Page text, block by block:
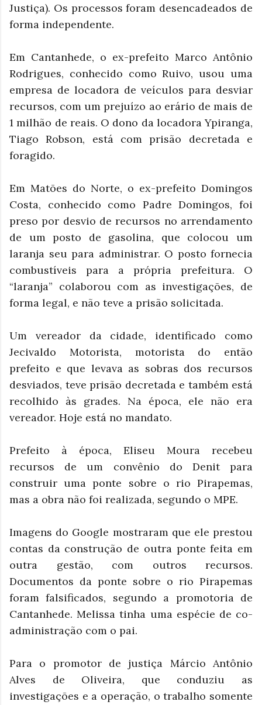
Justiça). Os processos foram desencadeados de
forma independente.
Em Cantanhede, o ex-prefeito Marco Antônio
Rodrigues, conhecido como Ruivo, usou uma
empresa de locadora de veículos para desviar
recursos, com um prejuízo ao erário de mais de
1 milhão de reais. O dono da locadora Ypiranga,
Tiago Robson, está com prisão decretada e
foragido.
Em Matões do Norte, o ex-prefeito Domingos
Costa, conhecido como Padre Domingos, foi
preso por desvio de recursos no arrendamento
de um posto de gasolina, que colocou um
laranja seu para administrar. O posto fornecia
combustíveis para a própria prefeitura. O
“laranja” colaborou com as investigações, de
forma legal, e não teve a prisão solicitada.
Um vereador da cidade, identificado como
Jecivaldo Motorista, motorista do então
prefeito e que levava as sobras dos recursos
desviados, teve prisão decretada e também está
recolhido às grades. Na época, ele não era
vereador. Hoje está no mandato.
Prefeito à época, Eliseu Moura recebeu
recursos de um convênio do Denit para
construir uma ponte sobre o rio Pirapemas,
mas a obra não foi realizada, segundo o MPE.
Imagens do Google mostraram que ele prestou
contas da construção de outra ponte feita em
outra gestão, com outros recursos.
Documentos da ponte sobre o rio Pirapemas
foram falsificados, segundo a promotoria de
Cantanhede. Melissa tinha uma espécie de co-
administração com o pai.
Para o promotor de justiça Márcio Antônio
Alves de Oliveira, que conduziu as
investigações e a operação, o trabalho somente